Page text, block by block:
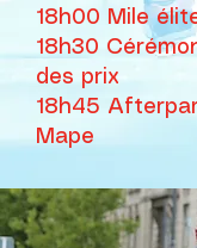
18h00 Mile
18h30
des prix
18h45
Mape